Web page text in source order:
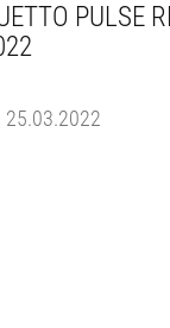
PULSE
25.03.2022